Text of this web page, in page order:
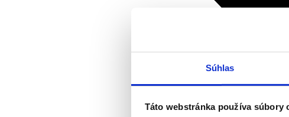
Súhlas
Táto webstránka používa súbory